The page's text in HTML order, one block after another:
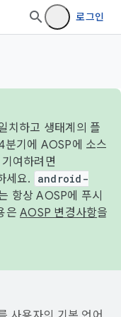
로그인
치하고 생태계의 플
분기에 AOSP에 소스
여하려면
세요.
android-
항상 AOSP에 푸시
은 AOSP 변경사항을